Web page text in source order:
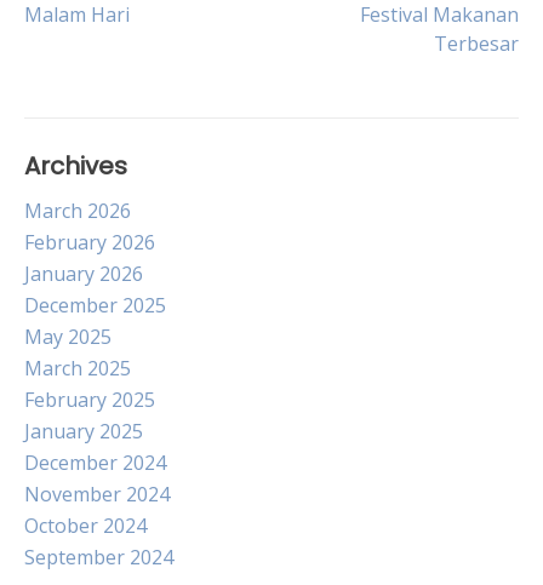
navigation
Malam Hari
Festival Makanan
Terbesar
Archives
March 2026
February 2026
January 2026
December 2025
May 2025
March 2025
February 2025
January 2025
December 2024
November 2024
October 2024
September 2024